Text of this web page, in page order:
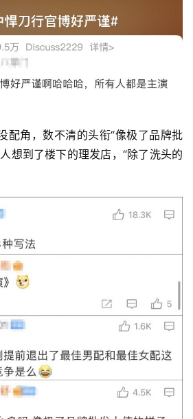
配角，数不清的头衔“像极了品牌批
想到了楼下的理发店，“除了洗头的